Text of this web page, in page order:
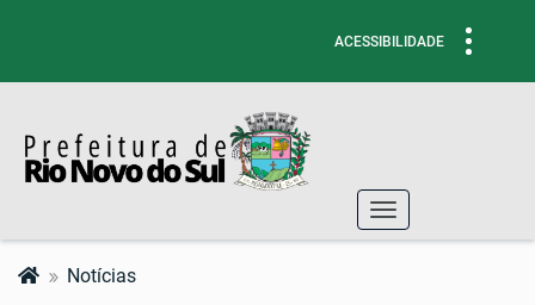
Toggle
ACESSIBILIDADE
Toggle
navigation
Notícias